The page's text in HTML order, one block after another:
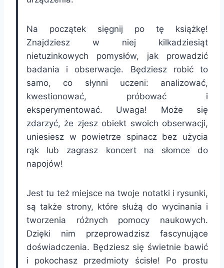
Na początek sięgnij po tę książkę!
Znajdziesz w niej kilkadziesiąt
nietuzinkowych pomysłów, jak prowadzić
badania i obserwacje. Będziesz robić to
samo, co słynni uczeni: analizować,
kwestionować, próbować i
eksperymentować. Uwaga! Może się
zdarzyć, że zjesz obiekt swoich obserwacji,
uniesiesz w powietrze spinacz bez użycia
rąk lub zagrasz koncert na słomce do
napojów!
Jest tu też miejsce na twoje notatki i rysunki,
są także strony, które służą do wycinania i
tworzenia różnych pomocy naukowych.
Dzięki nim przeprowadzisz fascynujące
doświadczenia. Będziesz się świetnie bawić
i pokochasz przedmioty ścisłe! Po prostu